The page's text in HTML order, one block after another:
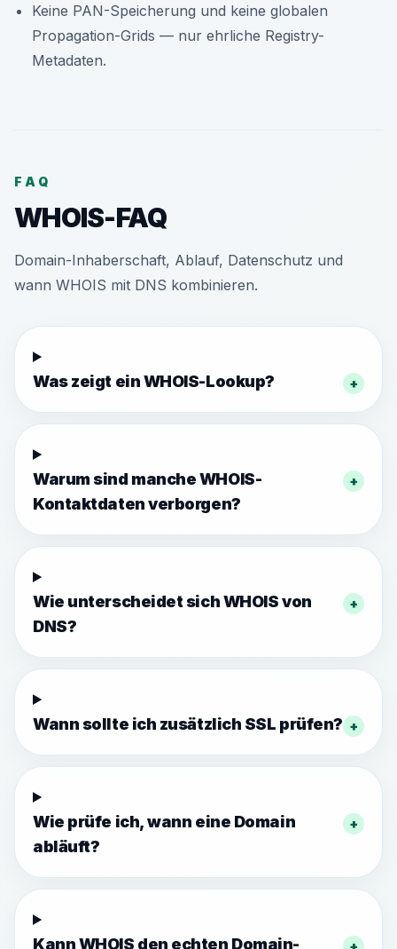
Keine PAN-Speicherung und keine globalen
Propagation-Grids — nur ehrliche Registry-
Metadaten.
FAQ
WHOIS-FAQ
Domain-Inhaberschaft, Ablauf, Datenschutz und
wann WHOIS mit DNS kombinieren.
Was zeigt ein WHOIS-Lookup? +
Warum sind manche WHOIS-
Kontaktdaten verborgen?
+
Wie unterscheidet sich WHOIS von
DNS?
+
Wann sollte ich zusätzlich SSL prüfen? +
Wie prüfe ich, wann eine Domain
abläuft?
+
Kann WHOIS den echten Domain-
+